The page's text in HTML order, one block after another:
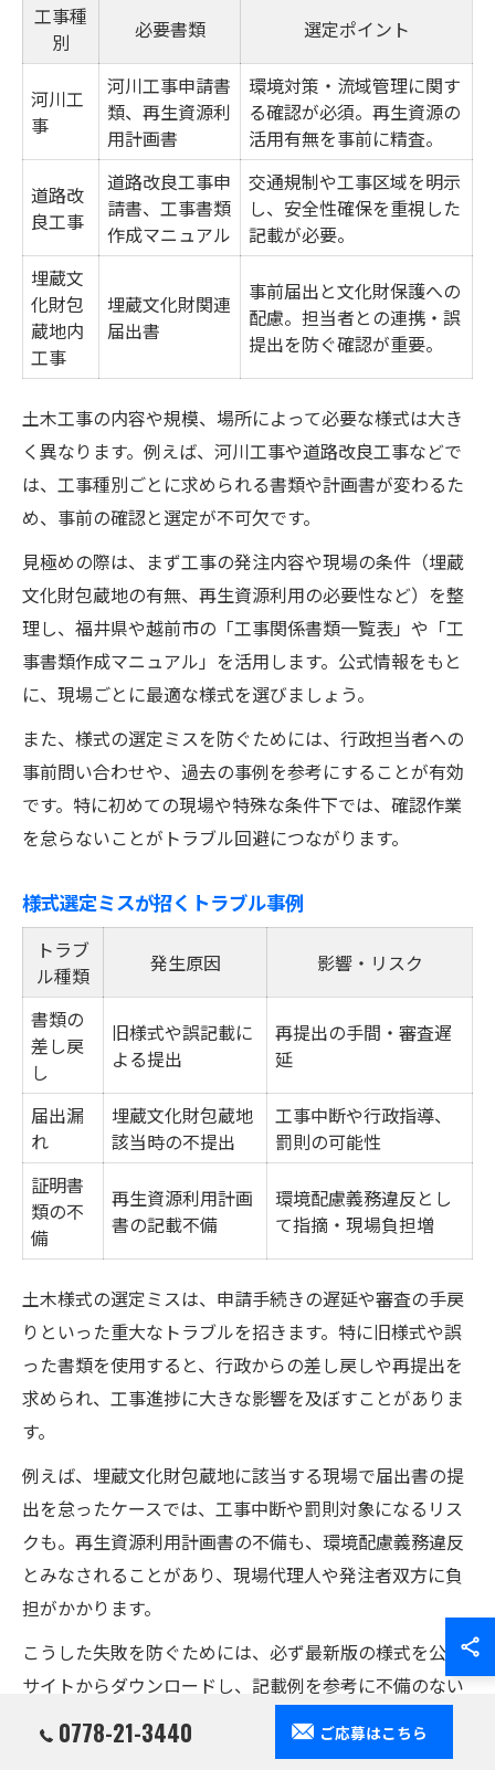
工事種
別
必要書類 選定ポイント
河川工
事
河川工事申請書
類、再生資源利
用計画書
環境対策・流域管理に関す
る確認が必須。再生資源の
活用有無を事前に精査。
道路改
良工事
道路改良工事申
請書、工事書類
作成マニュアル
交通規制や工事区域を明示
し、安全性確保を重視した
記載が必要。
埋蔵文
化財包
蔵地内
工事
埋蔵文化財関連
届出書
事前届出と文化財保護への
配慮。担当者との連携・誤
提出を防ぐ確認が重要。
土木工事の内容や規模、場所によって必要な様式は大き
く異なります。例えば、河川工事や道路改良工事などで
は、工事種別ごとに求められる書類や計画書が変わるた
め、事前の確認と選定が不可欠です。
見極めの際は、まず工事の発注内容や現場の条件（埋蔵
文化財包蔵地の有無、再生資源利用の必要性など）を整
理し、福井県や越前市の「工事関係書類一覧表」や「工
事書類作成マニュアル」を活用します。公式情報をもと
に、現場ごとに最適な様式を選びましょう。
また、様式の選定ミスを防ぐためには、行政担当者への
事前問い合わせや、過去の事例を参考にすることが有効
です。特に初めての現場や特殊な条件下では、確認作業
を怠らないことがトラブル回避につながります。
様式選定ミスが招くトラブル事例
トラブ
ル種類
発生原因 影響・リスク
書類の
差し戻
し
旧様式や誤記載に
よる提出
再提出の手間・審査遅
延
届出漏
れ
埋蔵文化財包蔵地
該当時の不提出
工事中断や行政指導、
罰則の可能性
証明書
類の不
備
再生資源利用計画
書の記載不備
環境配慮義務違反とし
て指摘・現場負担増
土木様式の選定ミスは、申請手続きの遅延や審査の手戻
りといった重大なトラブルを招きます。特に旧様式や誤
った書類を使用すると、行政からの差し戻しや再提出を
求められ、工事進捗に大きな影響を及ぼすことがありま
す。
例えば、埋蔵文化財包蔵地に該当する現場で届出書の提
出を怠ったケースでは、工事中断や罰則対象になるリス
クも。再生資源利用計画書の不備も、環境配慮義務違反
とみなされることがあり、現場代理人や発注者双方に負
担がかかります。
こうした失敗を防ぐためには、必ず最新版の様式を公式
サイトからダウンロードし、記載例を参考に不備のない
書類作成を心がけることが重要です。現場経験者の声と
して「一度のミスで工程が1週間遅れた」といった具体的
0778-21-3440 ご応募はこちら